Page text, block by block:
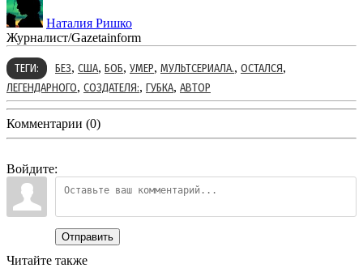
Наталия Ришко
Журналист/Gazetainform
ТЕГИ: БЕЗ, США, БОБ, УМЕР, МУЛЬТСЕРИАЛА., ОСТАЛСЯ,
ЛЕГЕНДАРНОГО, СОЗДАТЕЛЯ:, ГУБКА, АВТОР
Комментарии (0)
Войдите:
Отправить
Читайте также